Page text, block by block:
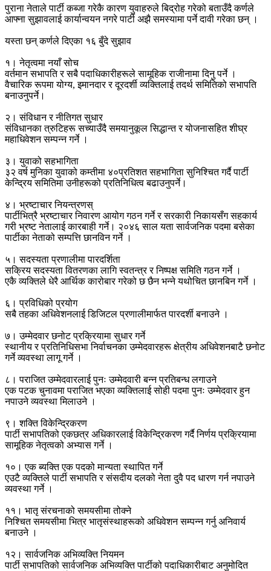
पुराना नेताले पार्टी कब्जा गरेकै कारण युवाहरुले बिद्रोह गरेको बताउँदै कर्णले
आफ्ना सुझावलाई कार्यान्वयन नगरे पार्टी अझै समस्यामा पर्ने दावी गरेका छन् ।
यस्ता छन् कर्णले दिएका १६ बुँदे सुझाव
१। नेतृत्वमा नयाँ सोच
वर्तमान सभापति र सबै पदाधिकारीहरूले सामूहिक राजीनामा दिनु पर्ने ।
वैचारिक रूपमा योग्य, इमानदार र दूरदर्शी व्यक्तिलाई तदर्थ समितिको सभापति
बनाउनुपर्ने।
२। संविधान र नीतिगत सुधार
संविधानका त्रुटिहरू सच्याउँदै समयानुकूल सिद्धान्त र योजनासहित शीघ्र
महाधिवेशन सम्पन्न गर्ने ।
३। युवाको सहभागिता
३२ वर्ष मुनिका युवाको कम्तीमा ४०प्रतिशत सहभागिता सुनिश्चित गर्दै पार्टी
केन्द्रिय समितिमा उनीहरूको प्रतिनिधित्व बढाउनुपर्ने।
४। भ्रष्टाचार नियन्त्रणस्
पार्टीभित्रै भ्रष्टाचार निवारण आयोग गठन गर्ने र सरकारी निकायसँग सहकार्य
गरी भ्रष्ट नेतालाई कारबाही गर्ने। २०४६ साल यता सार्वजनिक पदमा बसेका
पार्टीका नेताको सम्पत्ति छानविन गर्ने ।
५। सदस्यता प्रणालीमा पारदर्शिता
सक्रिय सदस्यता वितरणका लागि स्वतन्त्र र निष्पक्ष समिति गठन गर्ने ।
एकै व्यक्तिले धेरै आर्थिक कारोबार गरेको छ छैन भन्ने यथोचित छानबिन गर्ने ।
६। प्रविधिको प्रयोग
सबै तहका अधिवेशनलाई डिजिटल प्रणालीमार्फत पारदर्शी बनाउने ।
७। उम्मेदवार छनोट प्रक्रियामा सुधार गर्ने
स्थानीय र प्रतिनिधिसभा निर्वाचनका उम्मेदवारहरू क्षेत्रीय अधिवेशनबाटै छनोट
गर्ने व्यवस्था लागू गर्ने ।
८। पराजित उम्मेदवारलाई पुनः उम्मेदवारी बन्न प्रतिबन्ध लगाउने
एक पटक चुनावमा पराजित भएका व्यक्तिलाई सोही पदमा पुनः उम्मेदवार हुन
नपाउने व्यवस्था मिलाउने ।
९। शक्ति विकेन्द्रिकरण
पार्टी सभापतिको एकछत्र अधिकारलाई विकेन्द्रिकरण गर्दै निर्णय प्रक्रियामा
सामूहिक नेतृत्वको अभ्यास गर्ने ।
१०। एक ब्यक्ति एक पदको मान्यता स्थापित गर्ने
एउटै व्यक्तिले पार्टी सभापति र संसदीय दलको नेता दुवै पद धारण गर्न नपाउने
व्यवस्था गर्ने ।
११। भातृ संरचनाको समयसीमा तोक्ने
निश्चित समयसीमा भित्र भातृसंस्थाहरूको अधिवेशन सम्पन्न गर्नु अनिवार्य
बनाउने ।
१२। सार्वजनिक अभिव्यक्ति नियमन
पार्टी सभापतिको सार्वजनिक अभिव्यक्ति पार्टीको पदाधिकारीबाट अनुमोदित